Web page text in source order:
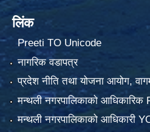
लिंक
Preeti TO Unicode
नागरिक वडापत्र
प्रदेश नीति तथा योजना आयोग,
मन्थली नगरपालिकाको
मन्थली नगरपालिकाको आधिकारी